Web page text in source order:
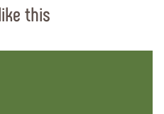
this